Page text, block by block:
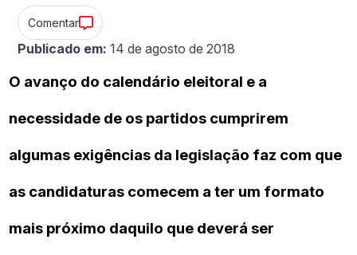
Comentar
Publicado em: 14 de agosto de 2018
O avanço do calendário eleitoral e a
necessidade de os partidos cumprirem
algumas exigências da legislação faz com que
as candidaturas comecem a ter um formato
mais próximo daquilo que deverá ser